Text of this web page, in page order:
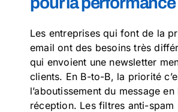
Les entreprises qui font de la
email ont des besoins très
qui envoient une newsletter
clients. En B-to-B, la priorité
l’aboutissement du message
réception. Les filtres anti-spam